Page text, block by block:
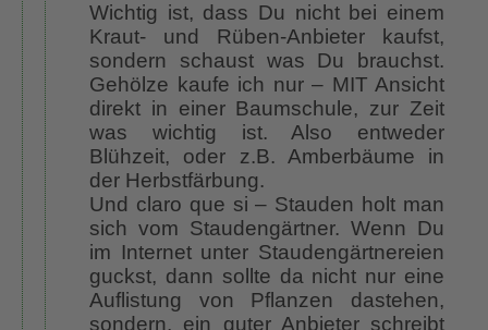
Wichtig ist, dass Du nicht bei einem
Kraut- und Rüben-Anbieter kaufst,
sondern schaust was Du brauchst.
Gehölze kaufe ich nur – MIT Ansicht
direkt in einer Baumschule, zur Zeit
was wichtig ist. Also entweder
Blühzeit, oder z.B. Amberbäume in
der Herbstfärbung.
Und claro que si – Stauden holt man
sich vom Staudengärtner. Wenn Du
im Internet unter Staudengärtnereien
guckst, dann sollte da nicht nur eine
Auflistung von Pflanzen dastehen,
sondern, ein guter Anbieter schreibt